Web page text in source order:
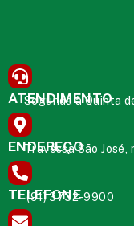
ATENDIMENTO
Segunda à Quinta
ENDEREÇO
Travessa São José,
TELEFONE
(91) 3732-9900